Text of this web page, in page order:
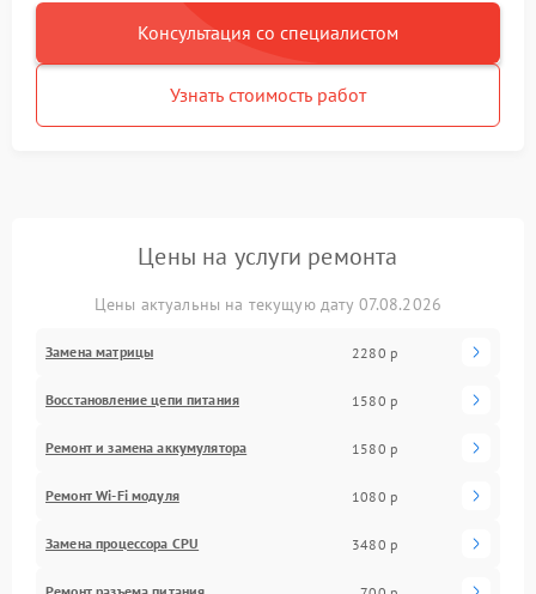
Консультация со специалистом
Узнать стоимость работ
Цены на услуги ремонта
Цены актуальны на текущую дату 07.08.2026
Замена матрицы 2280 р
Восстановление цепи питания 1580 р
Ремонт и замена аккумулятора 1580 р
Ремонт Wi-Fi модуля 1080 р
Замена процессора CPU 3480 р